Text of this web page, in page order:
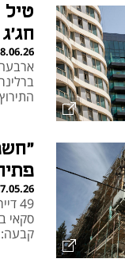
כוללת שני מסלולים
תמ"א 38/1
ממ"דים, מרפסות,
תמ"א 38/2
לבצע בנייה מחדש.
הדיירים
טיל
קבעה: